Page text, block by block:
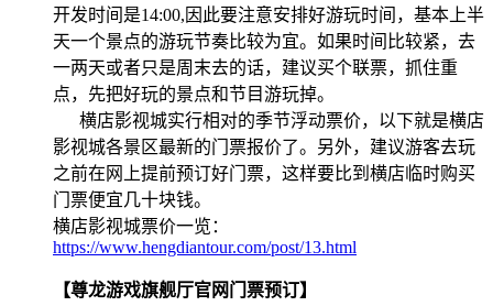
开发时间是14:00,因此要注意安排好游玩时间，基本上半
天一个景点的游玩节奏比较为宜。如果时间比较紧，去
一两天或者只是周末去的话，建议买个联票，抓住重
点，先把好玩的景点和节目游玩掉。
横店影视城实行相对的季节浮动票价，以下就是横店
影视城各景区最新的门票报价了。另外，建议游客去玩
之前在网上提前预订好门票，这样要比到横店临时购买
门票便宜几十块钱。
横店影视城票价一览：
https://www.hengdiantour.com/post/13.html
【尊龙游戏旗舰厅官网门票预订】